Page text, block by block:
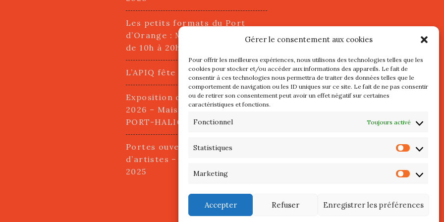
Gérer le consentement aux cookies
Pour offrir les meilleures expériences, nous utilisons des technologies telles que les
cookies pour stocker et/ou accéder aux informations des appareils. Le fait de
consentir à ces technologies nous permettra de traiter des données telles que le
comportement de navigation ou les ID uniques sur ce site. Le fait de ne pas consentir
ou de retirer son consentement peut avoir un effet négatif sur certaines
caractéristiques et fonctions.
Fonctionnel Toujours activé
Statistiques
Marketing
Accepter Refuser Enregistrer les préférences
Les petits formats du Port
d’Orange : Mercredi 22 juillet
de 10h à 20h
L’APIQ fête ses 10 ans
Exposition du 20 Avril au 3 Mai
2026 – Maison du Phare de
PORT-HALIGUEN – QUIBERON
Portes ouvertes des ateliers
d’artistes – 13 et 14 Septembre
2025